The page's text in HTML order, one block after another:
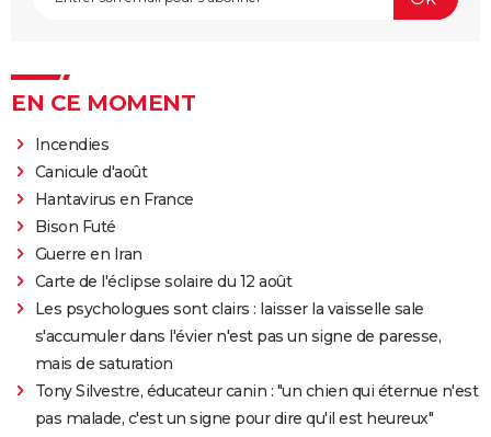
EN CE MOMENT
Incendies
Canicule d'août
Hantavirus en France
Bison Futé
Guerre en Iran
Carte de l'éclipse solaire du 12 août
Les psychologues sont clairs : laisser la vaisselle sale
s'accumuler dans l'évier n'est pas un signe de paresse,
mais de saturation
Tony Silvestre, éducateur canin : "un chien qui éternue n'est
pas malade, c'est un signe pour dire qu'il est heureux"